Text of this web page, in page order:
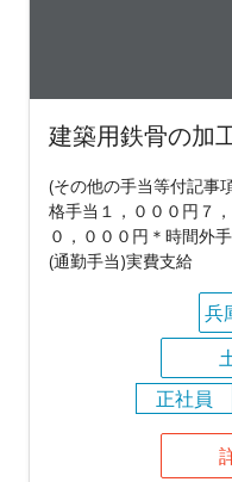
建築用鉄骨の加
(その他の手当等付記事
格手当１，０００円７
０，０００円＊時間外
(通勤手当)実費支給
兵
正社員